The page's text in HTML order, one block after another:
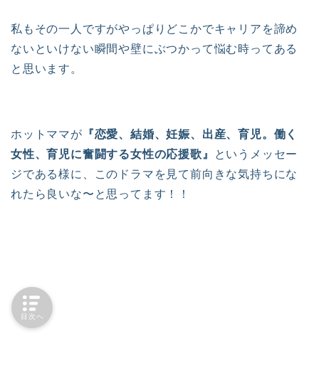
私もその一人ですがやっぱりどこかでキャリアを諦め
ないといけない瞬間や壁にぶつかって悩む時ってある
と思います。
ホットママが 『恋愛、結婚、妊娠、出産、育児。働く
女性、育児に奮闘する女性の応援歌』
というメッセー
ジである様に、このドラマを見て前向きな気持ちにな
れたら良いな〜と思ってます！！
目次へ